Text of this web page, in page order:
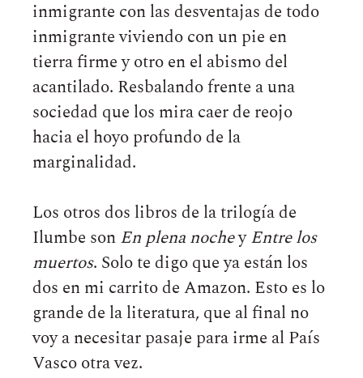
inmigrante con las desventajas de todo
inmigrante viviendo con un pie en
tierra firme y otro en el abismo del
acantilado. Resbalando frente a una
sociedad que los mira caer de reojo
hacia el hoyo profundo de la
marginalidad.
Los otros dos libros de la trilogía de
Ilumbe sonEn plena nocheyEntre los
muertos. Solo te digo que ya están los
dos en mi carrito de Amazon. Esto es lo
grande de la literatura, que al final no
voy a necesitar pasaje para irme al País
Vasco otra vez.